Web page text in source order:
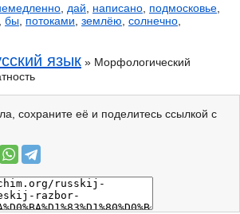
дай написано подмосковье
бы потоками землёю солнечно
язык » Морфологический
сохраните её и поделитесь ссылкой с